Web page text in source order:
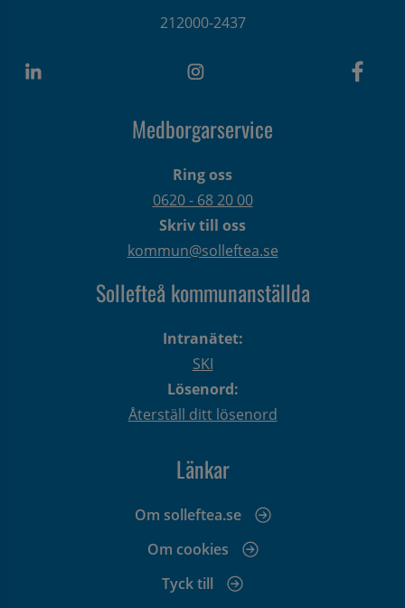
212000-2437
Medborgarservice
Ring oss
0620 - 68 20 00
Skriv till oss
kommun@solleftea.se
Sollefteå kommunanställda
Intranätet:
SKI
Lösenord:
Återställ ditt lösenord
Länkar
Om solleftea.se
Om cookies
Tyck till